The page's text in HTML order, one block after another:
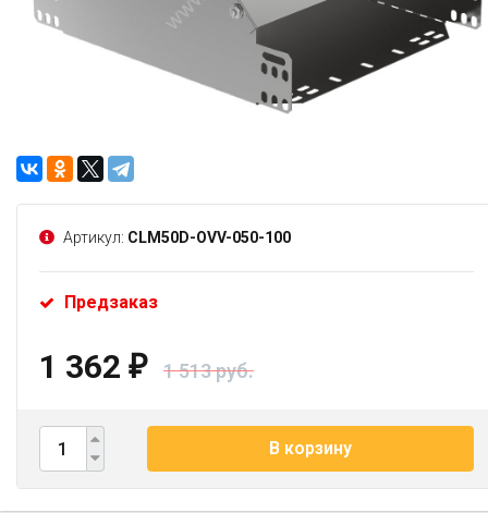
Артикул: CLM50D-OVV-050-100
Предзаказ
1 362 ₽ 1 513 руб.
В корзину